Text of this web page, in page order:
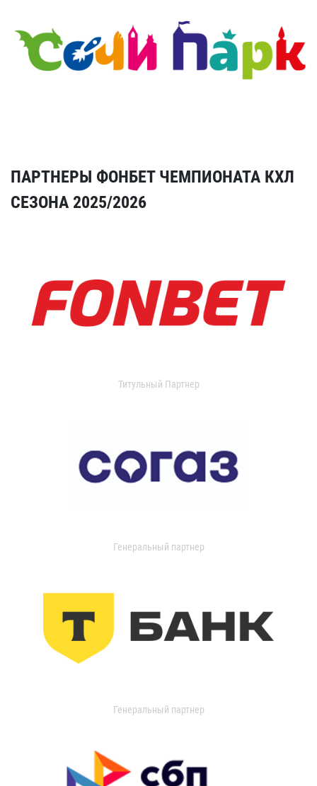
ПАРТНЕРЫ ФОНБЕТ ЧЕМПИОНАТА КХЛ
СЕЗОНА 2025/2026
Титульный Партнер
Генеральный партнер
Генеральный партнер